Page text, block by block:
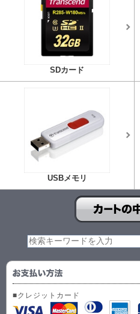
SDカード
USBメモリ
■クレジットカード